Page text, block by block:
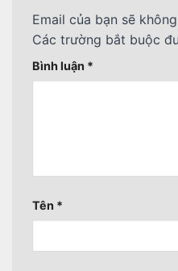
Email của bạn sẽ
Các trường bắt buộc
Bình luận *
Tên *